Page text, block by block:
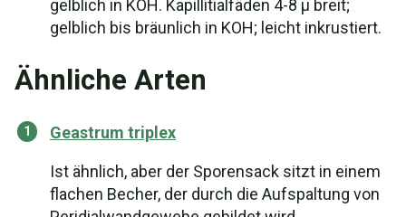
gelblich in KOH. Kapillitialfäden 4-8 µ breit;
gelblich bis bräunlich in KOH; leicht inkrustiert.
Ähnliche Arten
Geastrum triplex
Ist ähnlich, aber der Sporensack sitzt in einem
flachen Becher, der durch die Aufspaltung von